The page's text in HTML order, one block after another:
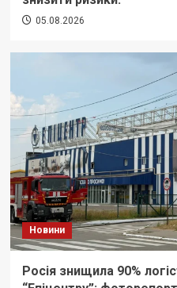
05.08.2026
Новини
Росія знищила 90%